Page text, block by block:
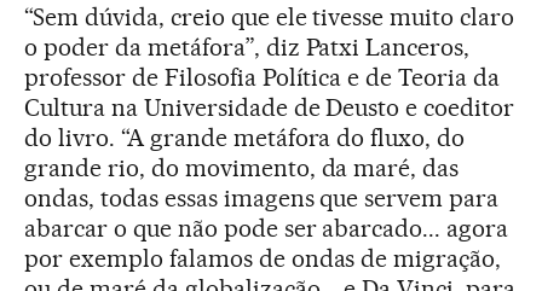
“Sem dúvida, creio que ele tivesse muito claro
o poder da metáfora”, diz Patxi Lanceros,
professor de Filosofia Política e de Teoria da
Cultura na Universidade de Deusto e coeditor
do livro. “A grande metáfora do fluxo, do
grande rio, do movimento, da maré, das
ondas, todas essas imagens que servem para
abarcar o que não pode ser abarcado... agora
por exemplo falamos de ondas de migração,